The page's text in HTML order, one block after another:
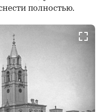
полностью.